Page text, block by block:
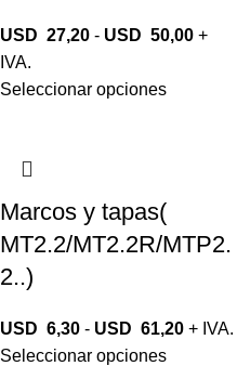
USD 27,20 - USD 50,00 +
IVA.
Seleccionar opciones
Marcos y tapas(
MT2.2/MT2.2R/MTP2.
2..)
USD 6,30 - USD 61,20 + IVA.
Seleccionar opciones